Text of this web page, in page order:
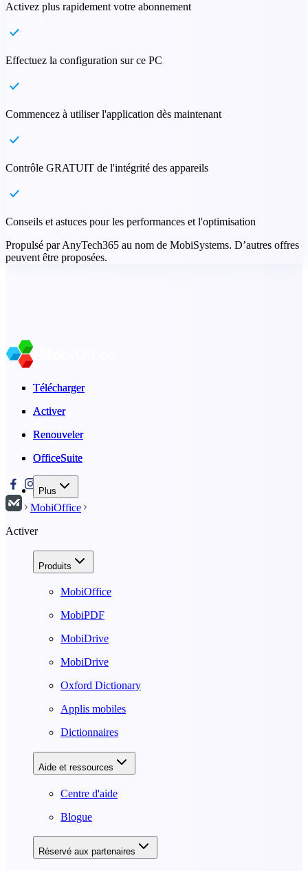
Activez plus rapidement votre abonnement
Effectuez la configuration sur ce PC
Commencez à utiliser l'application dès maintenant
Contrôle GRATUIT de l'intégrité des appareils
Conseils et astuces pour les performances et l'optimisation
Propulsé par AnyTech365 au nom de MobiSystems. D’autres offres
peuvent être proposées.
Télécharger
Activer
Renouveler
OfficeSuite
Plus
Télécharger
Activer
Renouveler
OfficeSuite
MobiOffice
Activer
Produits
MobiOffice
MobiPDF
MobiDrive
MobiDrive
Oxford Dictionary
Applis mobiles
Dictionnaires
Aide et ressources
Centre d'aide
Blogue
Réservé aux partenaires